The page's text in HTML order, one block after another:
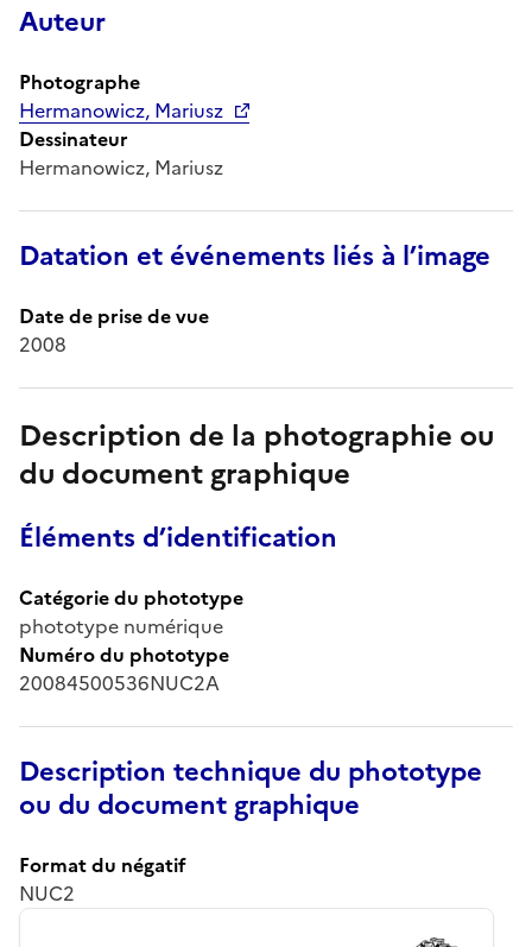
Auteur
Photographe
Hermanowicz, Mariusz
Dessinateur
Hermanowicz, Mariusz
Datation et événements liés à l’image
Date de prise de vue
2008
Description de la photographie ou
du document graphique
Éléments d’identification
Catégorie du phototype
phototype numérique
Numéro du phototype
20084500536NUC2A
Description technique du phototype
ou du document graphique
Format du négatif
NUC2